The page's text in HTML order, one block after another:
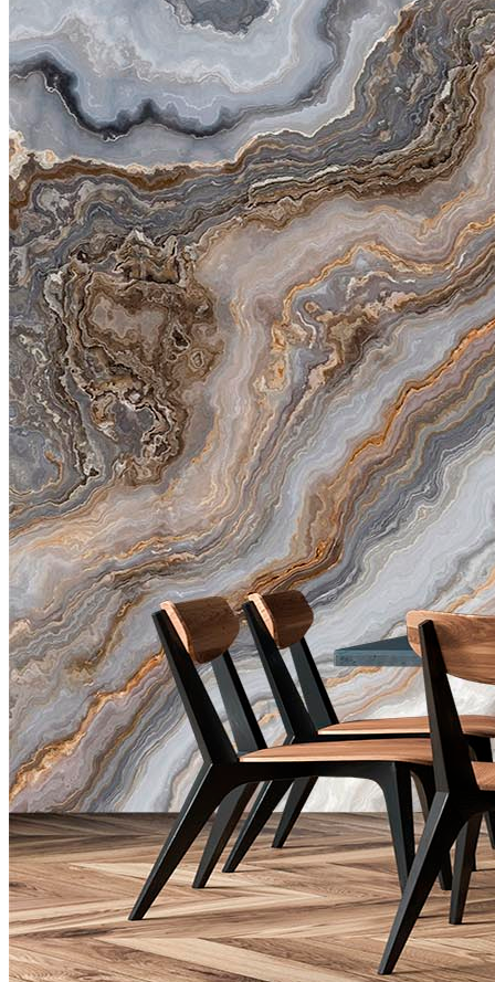
KROSTA
4800руб/м2
STRADO
6500руб/м2
Подробнее о материалах